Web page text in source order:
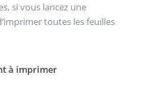
si vous lancez une
toutes les feuilles
à imprimer